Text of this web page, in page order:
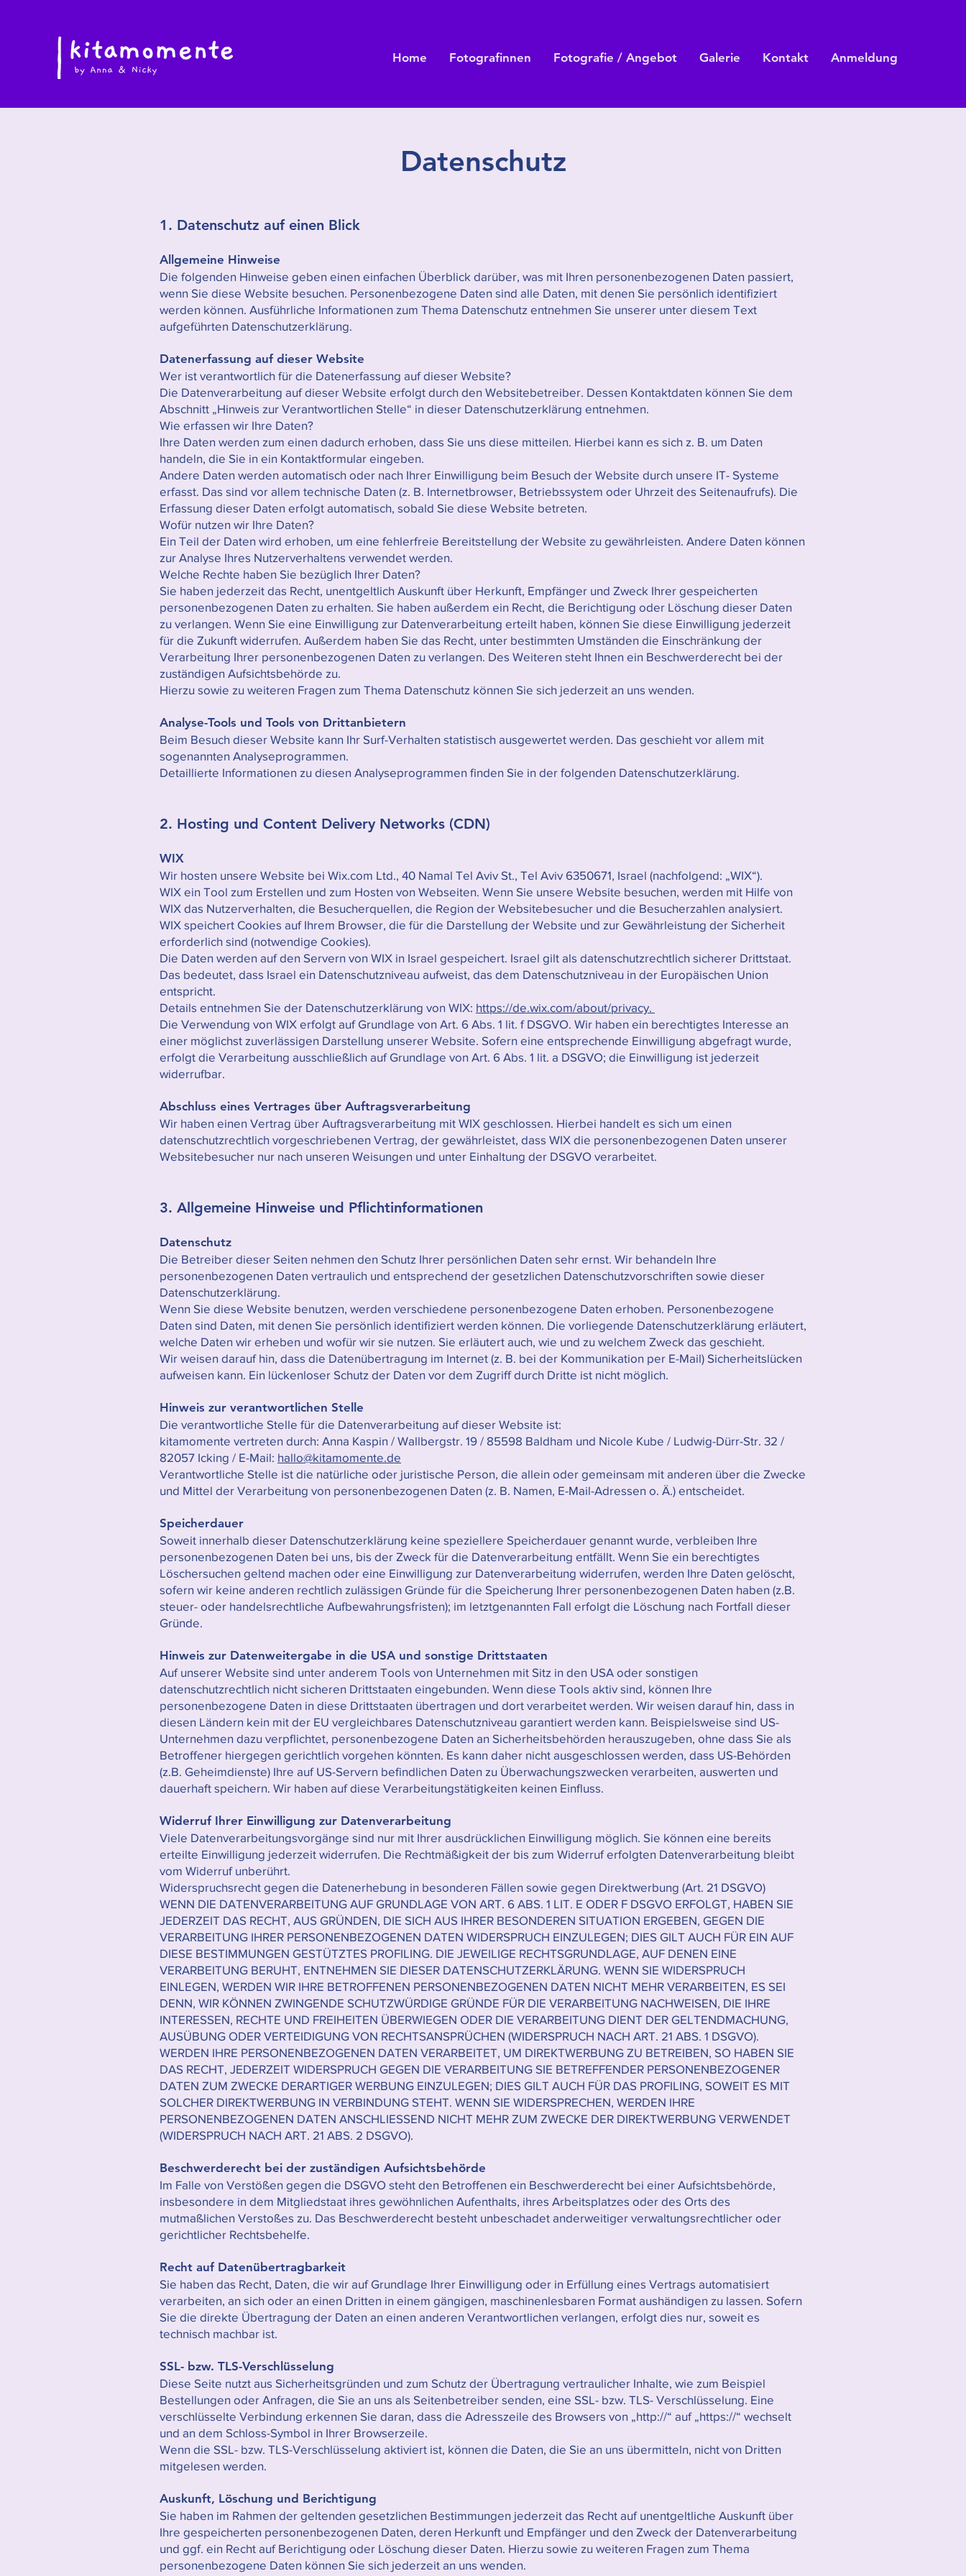
Home Fotografinnen Fotografie / Angebot Galerie Kontakt Anmeldung
Datenschutz
1. Datenschutz auf einen Blick
Allgemeine Hinweise
Die folgenden Hinweise geben einen einfachen Überblick darüber, was mit Ihren personenbezogenen Daten passiert,
wenn Sie diese Website besuchen. Personenbezogene Daten sind alle Daten, mit denen Sie persönlich identifiziert
werden können. Ausführliche Informationen zum Thema Datenschutz entnehmen Sie unserer unter diesem Text
aufgeführten Datenschutzerklärung.
Datenerfassung auf dieser Website
Wer ist verantwortlich für die Datenerfassung auf dieser Website?
Die Datenverarbeitung auf dieser Website erfolgt durch den Websitebetreiber. Dessen Kontaktdaten können Sie dem
Abschnitt „Hinweis zur Verantwortlichen Stelle“ in dieser Datenschutzerklärung entnehmen.
Wie erfassen wir Ihre Daten?
Ihre Daten werden zum einen dadurch erhoben, dass Sie uns diese mitteilen. Hierbei kann es sich z. B. um Daten
handeln, die Sie in ein Kontaktformular eingeben.
Andere Daten werden automatisch oder nach Ihrer Einwilligung beim Besuch der Website durch unsere IT- Systeme
erfasst. Das sind vor allem technische Daten (z. B. Internetbrowser, Betriebssystem oder Uhrzeit des Seitenaufrufs). Die
Erfassung dieser Daten erfolgt automatisch, sobald Sie diese Website betreten.
Wofür nutzen wir Ihre Daten?
Ein Teil der Daten wird erhoben, um eine fehlerfreie Bereitstellung der Website zu gewährleisten. Andere Daten können
zur Analyse Ihres Nutzerverhaltens verwendet werden.
Welche Rechte haben Sie bezüglich Ihrer Daten?
Sie haben jederzeit das Recht, unentgeltlich Auskunft über Herkunft, Empfänger und Zweck Ihrer gespeicherten
personenbezogenen Daten zu erhalten. Sie haben außerdem ein Recht, die Berichtigung oder Löschung dieser Daten
zu verlangen. Wenn Sie eine Einwilligung zur Datenverarbeitung erteilt haben, können Sie diese Einwilligung jederzeit
für die Zukunft widerrufen. Außerdem haben Sie das Recht, unter bestimmten Umständen die Einschränkung der
Verarbeitung Ihrer personenbezogenen Daten zu verlangen. Des Weiteren steht Ihnen ein Beschwerderecht bei der
zuständigen Aufsichtsbehörde zu.
Hierzu sowie zu weiteren Fragen zum Thema Datenschutz können Sie sich jederzeit an uns wenden.
Analyse-Tools und Tools von Drittanbietern
Beim Besuch dieser Website kann Ihr Surf-Verhalten statistisch ausgewertet werden. Das geschieht vor allem mit
sogenannten Analyseprogrammen.
Detaillierte Informationen zu diesen Analyseprogrammen finden Sie in der folgenden Datenschutzerklärung.
2. Hosting und Content Delivery Networks (CDN)
WIX
Wir hosten unsere Website bei Wix.com Ltd., 40 Namal Tel Aviv St., Tel Aviv 6350671, Israel (nachfolgend: „WIX“).
WIX ein Tool zum Erstellen und zum Hosten von Webseiten. Wenn Sie unsere Website besuchen, werden mit Hilfe von
WIX das Nutzerverhalten, die Besucherquellen, die Region der Websitebesucher und die Besucherzahlen analysiert.
WIX speichert Cookies auf Ihrem Browser, die für die Darstellung der Website und zur Gewährleistung der Sicherheit
erforderlich sind (notwendige Cookies).
Die Daten werden auf den Servern von WIX in Israel gespeichert. Israel gilt als datenschutzrechtlich sicherer Drittstaat.
Das bedeutet, dass Israel ein Datenschutzniveau aufweist, das dem Datenschutzniveau in der Europäischen Union
entspricht.
Details entnehmen Sie der Datenschutzerklärung von WIX: https://de.wix.com/about/privacy.
Die Verwendung von WIX erfolgt auf Grundlage von Art. 6 Abs. 1 lit. f DSGVO. Wir haben ein berechtigtes Interesse an
einer möglichst zuverlässigen Darstellung unserer Website. Sofern eine entsprechende Einwilligung abgefragt wurde,
erfolgt die Verarbeitung ausschließlich auf Grundlage von Art. 6 Abs. 1 lit. a DSGVO; die Einwilligung ist jederzeit
widerrufbar.
Abschluss eines Vertrages über Auftragsverarbeitung
Wir haben einen Vertrag über Auftragsverarbeitung mit WIX geschlossen. Hierbei handelt es sich um einen
datenschutzrechtlich vorgeschriebenen Vertrag, der gewährleistet, dass WIX die personenbezogenen Daten unserer
Websitebesucher nur nach unseren Weisungen und unter Einhaltung der DSGVO verarbeitet.
3. Allgemeine Hinweise und Pflichtinformationen
Datenschutz
Die Betreiber dieser Seiten nehmen den Schutz Ihrer persönlichen Daten sehr ernst. Wir behandeln Ihre
personenbezogenen Daten vertraulich und entsprechend der gesetzlichen Datenschutzvorschriften sowie dieser
Datenschutzerklärung.
Wenn Sie diese Website benutzen, werden verschiedene personenbezogene Daten erhoben. Personenbezogene
Daten sind Daten, mit denen Sie persönlich identifiziert werden können. Die vorliegende Datenschutzerklärung erläutert,
welche Daten wir erheben und wofür wir sie nutzen. Sie erläutert auch, wie und zu welchem Zweck das geschieht.
Wir weisen darauf hin, dass die Datenübertragung im Internet (z. B. bei der Kommunikation per E-Mail) Sicherheitslücken
aufweisen kann. Ein lückenloser Schutz der Daten vor dem Zugriff durch Dritte ist nicht möglich.
Hinweis zur verantwortlichen Stelle
Die verantwortliche Stelle für die Datenverarbeitung auf dieser Website ist:
kitamomente vertreten durch: Anna Kaspin / Wallbergstr. 19 / 85598 Baldham und Nicole Kube / Ludwig-Dürr-Str. 32 /
82057 Icking / E-Mail: hallo@kitamomente.de
Verantwortliche Stelle ist die natürliche oder juristische Person, die allein oder gemeinsam mit anderen über die Zwecke
und Mittel der Verarbeitung von personenbezogenen Daten (z. B. Namen, E-Mail-Adressen o. Ä.) entscheidet.
Speicherdauer
Soweit innerhalb dieser Datenschutzerklärung keine speziellere Speicherdauer genannt wurde, verbleiben Ihre
personenbezogenen Daten bei uns, bis der Zweck für die Datenverarbeitung entfällt. Wenn Sie ein berechtigtes
Löschersuchen geltend machen oder eine Einwilligung zur Datenverarbeitung widerrufen, werden Ihre Daten gelöscht,
sofern wir keine anderen rechtlich zulässigen Gründe für die Speicherung Ihrer personenbezogenen Daten haben (z.B.
steuer- oder handelsrechtliche Aufbewahrungsfristen); im letztgenannten Fall erfolgt die Löschung nach Fortfall dieser
Gründe.
Hinweis zur Datenweitergabe in die USA und sonstige Drittstaaten
Auf unserer Website sind unter anderem Tools von Unternehmen mit Sitz in den USA oder sonstigen
datenschutzrechtlich nicht sicheren Drittstaaten eingebunden. Wenn diese Tools aktiv sind, können Ihre
personenbezogene Daten in diese Drittstaaten übertragen und dort verarbeitet werden. Wir weisen darauf hin, dass in
diesen Ländern kein mit der EU vergleichbares Datenschutzniveau garantiert werden kann. Beispielsweise sind US-
Unternehmen dazu verpflichtet, personenbezogene Daten an Sicherheitsbehörden herauszugeben, ohne dass Sie als
Betroffener hiergegen gerichtlich vorgehen könnten. Es kann daher nicht ausgeschlossen werden, dass US-Behörden
(z.B. Geheimdienste) Ihre auf US-Servern befindlichen Daten zu Überwachungszwecken verarbeiten, auswerten und
dauerhaft speichern. Wir haben auf diese Verarbeitungstätigkeiten keinen Einfluss.
Widerruf Ihrer Einwilligung zur Datenverarbeitung
Viele Datenverarbeitungsvorgänge sind nur mit Ihrer ausdrücklichen Einwilligung möglich. Sie können eine bereits
erteilte Einwilligung jederzeit widerrufen. Die Rechtmäßigkeit der bis zum Widerruf erfolgten Datenverarbeitung bleibt
vom Widerruf unberührt.
Widerspruchsrecht gegen die Datenerhebung in besonderen Fällen sowie gegen Direktwerbung (Art. 21 DSGVO)
WENN DIE DATENVERARBEITUNG AUF GRUNDLAGE VON ART. 6 ABS. 1 LIT. E ODER F DSGVO ERFOLGT, HABEN SIE
JEDERZEIT DAS RECHT, AUS GRÜNDEN, DIE SICH AUS IHRER BESONDEREN SITUATION ERGEBEN, GEGEN DIE
VERARBEITUNG IHRER PERSONENBEZOGENEN DATEN WIDERSPRUCH EINZULEGEN; DIES GILT AUCH FÜR EIN AUF
DIESE BESTIMMUNGEN GESTÜTZTES PROFILING. DIE JEWEILIGE RECHTSGRUNDLAGE, AUF DENEN EINE
VERARBEITUNG BERUHT, ENTNEHMEN SIE DIESER DATENSCHUTZERKLÄRUNG. WENN SIE WIDERSPRUCH
EINLEGEN, WERDEN WIR IHRE BETROFFENEN PERSONENBEZOGENEN DATEN NICHT MEHR VERARBEITEN, ES SEI
DENN, WIR KÖNNEN ZWINGENDE SCHUTZWÜRDIGE GRÜNDE FÜR DIE VERARBEITUNG NACHWEISEN, DIE IHRE
INTERESSEN, RECHTE UND FREIHEITEN ÜBERWIEGEN ODER DIE VERARBEITUNG DIENT DER GELTENDMACHUNG,
AUSÜBUNG ODER VERTEIDIGUNG VON RECHTSANSPRÜCHEN (WIDERSPRUCH NACH ART. 21 ABS. 1 DSGVO).
WERDEN IHRE PERSONENBEZOGENEN DATEN VERARBEITET, UM DIREKTWERBUNG ZU BETREIBEN, SO HABEN SIE
DAS RECHT, JEDERZEIT WIDERSPRUCH GEGEN DIE VERARBEITUNG SIE BETREFFENDER PERSONENBEZOGENER
DATEN ZUM ZWECKE DERARTIGER WERBUNG EINZULEGEN; DIES GILT AUCH FÜR DAS PROFILING, SOWEIT ES MIT
SOLCHER DIREKTWERBUNG IN VERBINDUNG STEHT. WENN SIE WIDERSPRECHEN, WERDEN IHRE
PERSONENBEZOGENEN DATEN ANSCHLIESSEND NICHT MEHR ZUM ZWECKE DER DIREKTWERBUNG VERWENDET
(WIDERSPRUCH NACH ART. 21 ABS. 2 DSGVO).
Beschwerderecht bei der zuständigen Aufsichtsbehörde
Im Falle von Verstößen gegen die DSGVO steht den Betroffenen ein Beschwerderecht bei einer Aufsichtsbehörde,
insbesondere in dem Mitgliedstaat ihres gewöhnlichen Aufenthalts, ihres Arbeitsplatzes oder des Orts des
mutmaßlichen Verstoßes zu. Das Beschwerderecht besteht unbeschadet anderweitiger verwaltungsrechtlicher oder
gerichtlicher Rechtsbehelfe.
Recht auf Datenübertragbarkeit
Sie haben das Recht, Daten, die wir auf Grundlage Ihrer Einwilligung oder in Erfüllung eines Vertrags automatisiert
verarbeiten, an sich oder an einen Dritten in einem gängigen, maschinenlesbaren Format aushändigen zu lassen. Sofern
Sie die direkte Übertragung der Daten an einen anderen Verantwortlichen verlangen, erfolgt dies nur, soweit es
technisch machbar ist.
SSL- bzw. TLS-Verschlüsselung
Diese Seite nutzt aus Sicherheitsgründen und zum Schutz der Übertragung vertraulicher Inhalte, wie zum Beispiel
Bestellungen oder Anfragen, die Sie an uns als Seitenbetreiber senden, eine SSL- bzw. TLS- Verschlüsselung. Eine
verschlüsselte Verbindung erkennen Sie daran, dass die Adresszeile des Browsers von „http://“ auf „https://“ wechselt
und an dem Schloss-Symbol in Ihrer Browserzeile.
Wenn die SSL- bzw. TLS-Verschlüsselung aktiviert ist, können die Daten, die Sie an uns übermitteln, nicht von Dritten
mitgelesen werden.
Auskunft, Löschung und Berichtigung
Sie haben im Rahmen der geltenden gesetzlichen Bestimmungen jederzeit das Recht auf unentgeltliche Auskunft über
Ihre gespeicherten personenbezogenen Daten, deren Herkunft und Empfänger und den Zweck der Datenverarbeitung
und ggf. ein Recht auf Berichtigung oder Löschung dieser Daten. Hierzu sowie zu weiteren Fragen zum Thema
personenbezogene Daten können Sie sich jederzeit an uns wenden.